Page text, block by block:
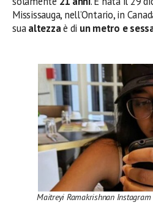
Mississauga, nell’Ontario, in
suaaltezzaè di un metro e
Maitreyi Ramakrishnan Instagram